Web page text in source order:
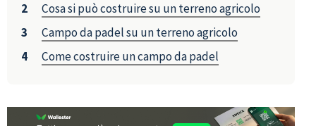
Cosa si può costruire su un terreno agricolo
Campo da padel su un terreno agricolo
Come costruire un campo da padel